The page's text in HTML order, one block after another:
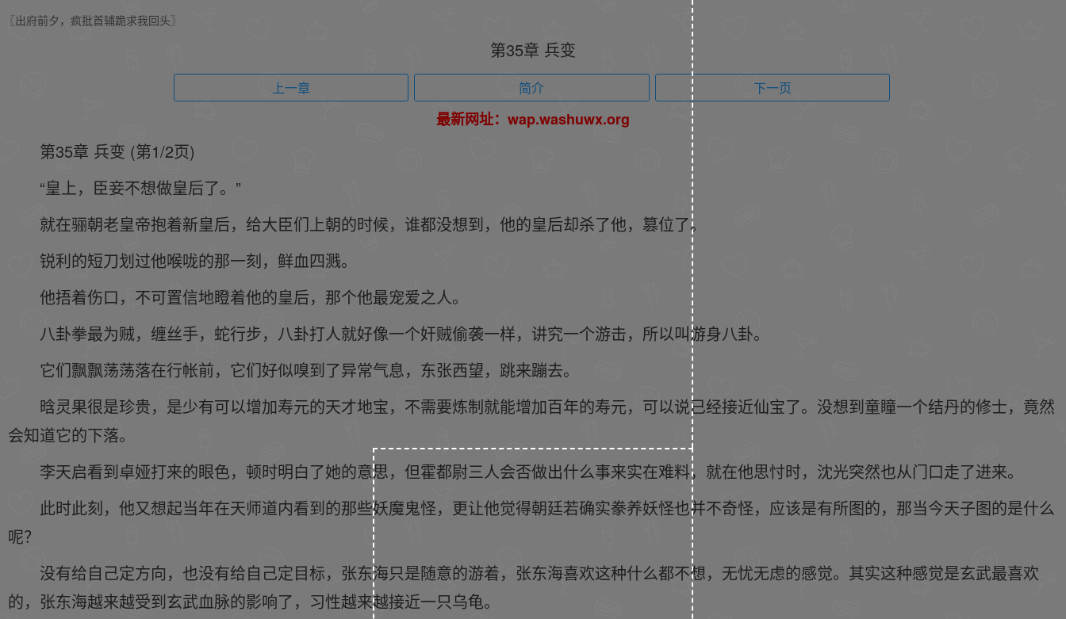
〖出府前夕，疯批首辅跪求我回头〗
第35章 兵变
上一章 简介 下一页
最新网址：wap.washuwx.org
第35章 兵变 (第1/2页)
“皇上，臣妾不想做皇后了。”
就在骊朝老皇帝抱着新皇后，给大臣们上朝的时候，谁都没想到，他的皇后却杀了他，篡位了。
锐利的短刀划过他喉咙的那一刻，鲜血四溅。
他捂着伤口，不可置信地瞪着他的皇后，那个他最宠爱之人。
八卦拳最为贼，缠丝手，蛇行步，八卦打人就好像一个奸贼偷袭一样，讲究一个游击，所以叫游身八卦。
它们飘飘荡荡落在行帐前，它们好似嗅到了异常气息，东张西望，跳来蹦去。
晗灵果很是珍贵，是少有可以增加寿元的天才地宝，不需要炼制就能增加百年的寿元，可以说已经接近仙宝了。没想到童瞳一个结丹的修士，竟然
会知道它的下落。
李天启看到卓娅打来的眼色，顿时明白了她的意思，但霍都尉三人会否做出什么事来实在难料，就在他思忖时，沈光突然也从门口走了进来。
此时此刻，他又想起当年在天师道内看到的那些妖魔鬼怪，更让他觉得朝廷若确实豢养妖怪也并不奇怪，应该是有所图的，那当今天子图的是什么
呢？
没有给自己定方向，也没有给自己定目标，张东海只是随意的游着，张东海喜欢这种什么都不想，无忧无虑的感觉。其实这种感觉是玄武最喜欢
的，张东海越来越受到玄武血脉的影响了，习性越来越接近一只乌龟。